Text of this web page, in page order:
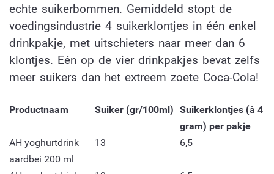
echte suikerbommen. Gemiddeld stopt de
voedingsindustrie 4 suikerklontjes in één enkel
drinkpakje, met uitschieters naar meer dan 6
klontjes. Eén op de vier drinkpakjes bevat zelfs
meer suikers dan het extreem zoete Coca-Cola!
Productnaam Suiker (gr/100ml) Suikerklontjes (à 4
gram) per pakje
AH yoghurtdrink
aardbei 200 ml
13 6,5